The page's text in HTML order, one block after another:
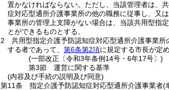
置かなければならない。 ただし、当該管理者は、
症対応型通所介護事業所の他の職務に従事し、又
事業所の管理上支障がない場合は、当該共用型指
とができるものとする。
2
共用型指定介護予防認知症対応型通所介護事業
する者であって、 第6条第2項に規定する市長が定
(一部改正〔令和3年条例14号・6年17号〕)
第3節
運営に関する基準
(内容及び手続の説明及び同意)
第11条
指定介護予防認知症対応型通所介護事業者(